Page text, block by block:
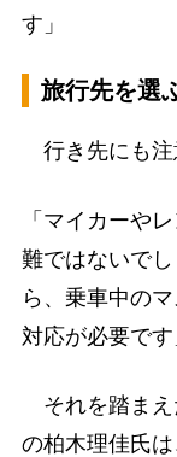
す」
旅行先を選
行き先にも注
「マイカーや
難ではないで
ら、乗車中の
対応が必要です
それを踏まえ
の柏木理佳氏